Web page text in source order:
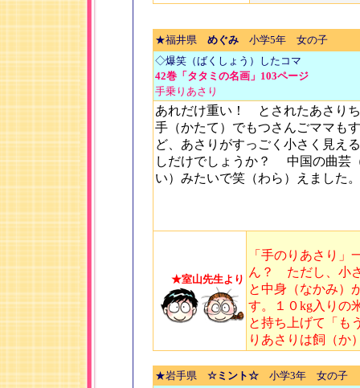
★福井県 めぐみ 小学5年 女の子
◇爆笑（ばくしょう）したコマ
42巻「タタミの名画」103ページ
手乗りあさり
あれだけ重い！ とされたあさり
手（かたて）でもつさんごママも
ど、あさりがすっごく小さく見え
しだけでしょうか？ 中国の曲芸
い）みたいで笑（わら）えました。
★室山先生より
「手のりあさり
ん？ ただし、小
と中身（なかみ）
す。１０kg入りの
と持ち上げて「も
りあさりは飼（か
★岩手県 ☆ミント☆ 小学3年 女の子